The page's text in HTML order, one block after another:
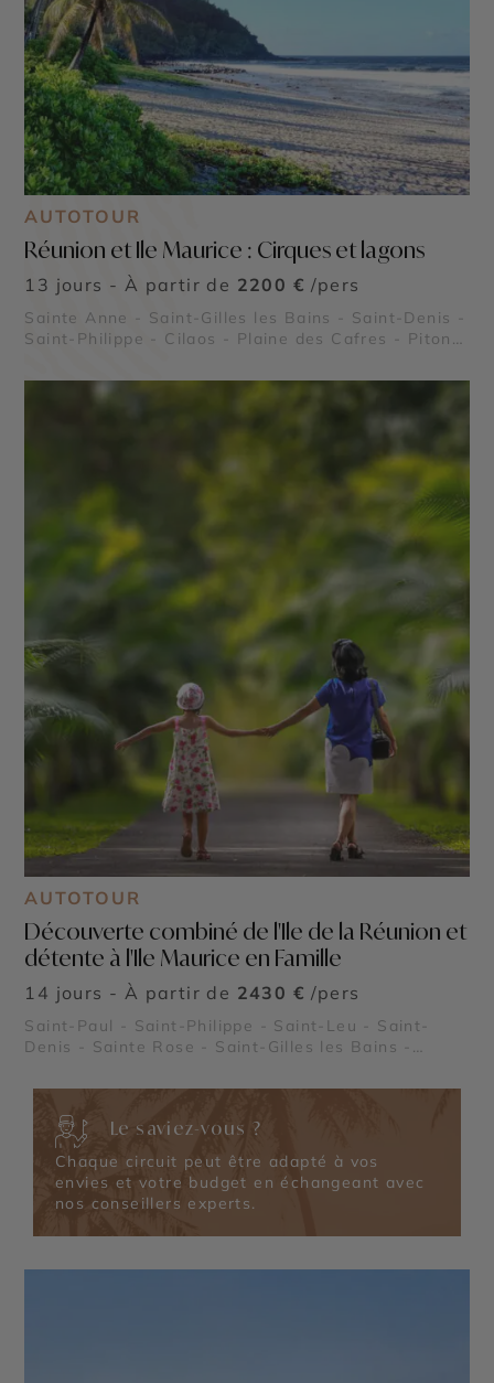
AUTOTOUR
Réunion et Ile Maurice : Cirques et lagons
13 jours - À partir de 2200 € /pers
Sainte Anne - Saint-Gilles les Bains - Saint-Denis -
Saint-Philippe - Cilaos - Plaine des Cafres - Piton
AUTOTOUR
Découverte combiné de l'Ile de la Réunion et
détente à l'Ile Maurice en Famille
14 jours - À partir de 2430 € /pers
Saint-Paul - Saint-Philippe - Saint-Leu - Saint-
Denis - Sainte Rose - Saint-Gilles les Bains -
Cirque de Mafate - Cirque de Salazie
Le saviez-vous ?
Chaque circuit peut être adapté à vos
envies et votre budget en échangeant avec
nos conseillers experts.